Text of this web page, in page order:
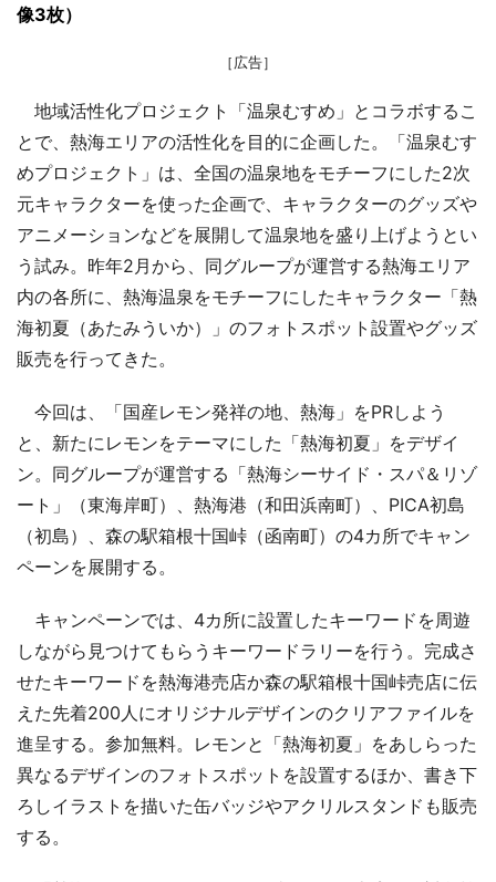
像3枚）
［広告］
地域活性化プロジェクト「温泉むすめ」とコラボするこ
とで、熱海エリアの活性化を目的に企画した。「温泉むす
めプロジェクト」は、全国の温泉地をモチーフにした2次
元キャラクターを使った企画で、キャラクターのグッズや
アニメーションなどを展開して温泉地を盛り上げようとい
う試み。昨年2月から、同グループが運営する熱海エリア
内の各所に、熱海温泉をモチーフにしたキャラクター「熱
海初夏（あたみういか）」のフォトスポット設置やグッズ
販売を行ってきた。
今回は、「国産レモン発祥の地、熱海」をPRしよう
と、新たにレモンをテーマにした「熱海初夏」をデザイ
ン。同グループが運営する「熱海シーサイド・スパ＆リゾ
ート」（東海岸町）、熱海港（和田浜南町）、PICA初島
（初島）、森の駅箱根十国峠（函南町）の4カ所でキャン
ペーンを展開する。
キャンペーンでは、4カ所に設置したキーワードを周遊
しながら見つけてもらうキーワードラリーを行う。完成さ
せたキーワードを熱海港売店か森の駅箱根十国峠売店に伝
えた先着200人にオリジナルデザインのクリアファイルを
進呈する。参加無料。レモンと「熱海初夏」をあしらった
異なるデザインのフォトスポットを設置するほか、書き下
ろしイラストを描いた缶バッジやアクリルスタンドも販売
する。